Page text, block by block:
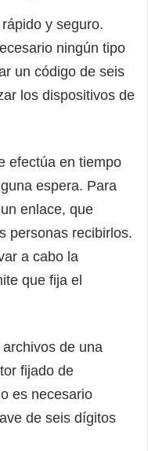
y seguro.
ningún tipo
un código de seis
los dispositivos de
efectúa en tiempo
espera. Para
enlace, que
personas recibirlos.
a cabo la
que fija el
de una
fijado de
es necesario
de seis dígitos